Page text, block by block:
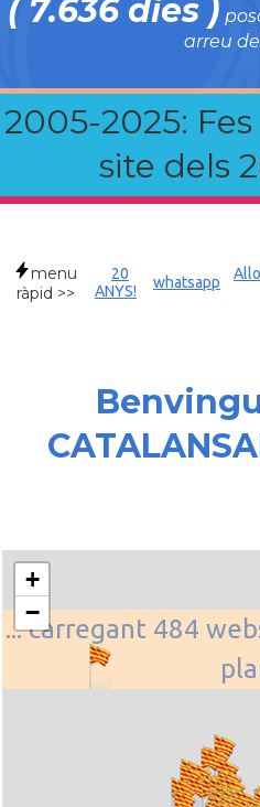
( 7.636 dies )
arreu
2005-2025:
site dels
menu
ràpid >>
20
ANYS!
whatsapp
... carregant 484
+
−